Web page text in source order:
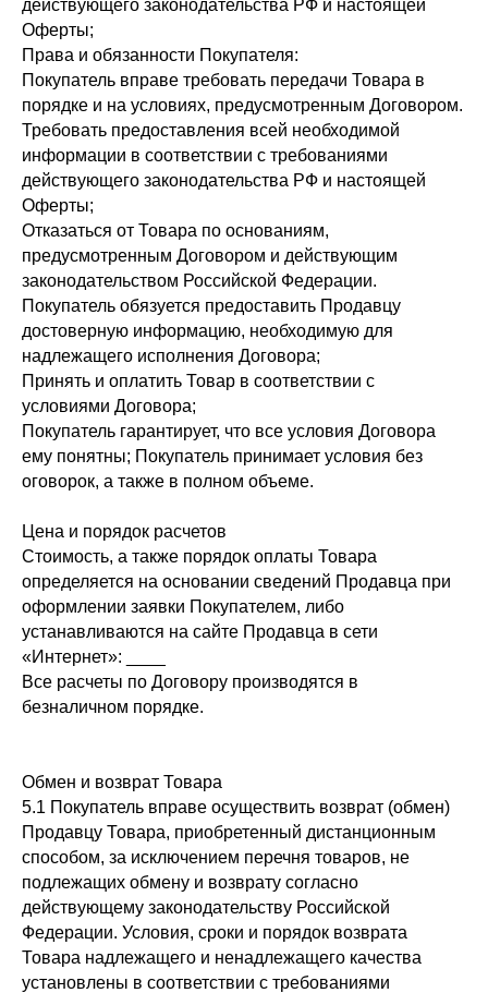
действующего законодательства РФ и настоящей
Оферты;
Права и обязанности Покупателя:
Покупатель вправе требовать передачи Товара в
порядке и на условиях, предусмотренным Договором.
Требовать предоставления всей необходимой
информации в соответствии с требованиями
действующего законодательства РФ и настоящей
Оферты;
Отказаться от Товара по основаниям,
предусмотренным Договором и действующим
законодательством Российской Федерации.
Покупатель обязуется предоставить Продавцу
достоверную информацию, необходимую для
надлежащего исполнения Договора;
Принять и оплатить Товар в соответствии с
условиями Договора;
Покупатель гарантирует, что все условия Договора
ему понятны; Покупатель принимает условия без
оговорок, а также в полном объеме.
Цена и порядок расчетов
Стоимость, а также порядок оплаты Товара
определяется на основании сведений Продавца при
оформлении заявки Покупателем, либо
устанавливаются на сайте Продавца в сети
«Интернет»: ____
Все расчеты по Договору производятся в
безналичном порядке.
Обмен и возврат Товара
5.1 Покупатель вправе осуществить возврат (обмен)
Продавцу Товара, приобретенный дистанционным
способом, за исключением перечня товаров, не
подлежащих обмену и возврату согласно
действующему законодательству Российской
Федерации. Условия, сроки и порядок возврата
Товара надлежащего и ненадлежащего качества
установлены в соответствии с требованиями